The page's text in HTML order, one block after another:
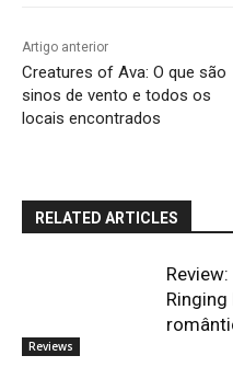
Artigo anterior
Creatures of Ava: O que são
sinos de vento e todos os
locais encontrados
RELATED ARTICLES
Reviews